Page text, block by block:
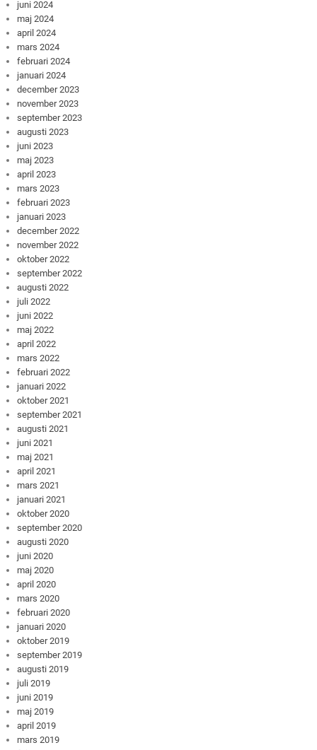
juni 2024
maj 2024
april 2024
mars 2024
februari 2024
januari 2024
december 2023
november 2023
september 2023
augusti 2023
juni 2023
maj 2023
april 2023
mars 2023
februari 2023
januari 2023
december 2022
november 2022
oktober 2022
september 2022
augusti 2022
juli 2022
juni 2022
maj 2022
april 2022
mars 2022
februari 2022
januari 2022
oktober 2021
september 2021
augusti 2021
juni 2021
maj 2021
april 2021
mars 2021
januari 2021
oktober 2020
september 2020
augusti 2020
juni 2020
maj 2020
april 2020
mars 2020
februari 2020
januari 2020
oktober 2019
september 2019
augusti 2019
juli 2019
juni 2019
maj 2019
april 2019
mars 2019